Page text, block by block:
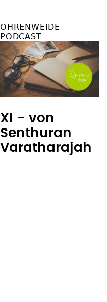
OHRENWEIDE
PODCAST
XI - von
Senthuran
Varatharajah